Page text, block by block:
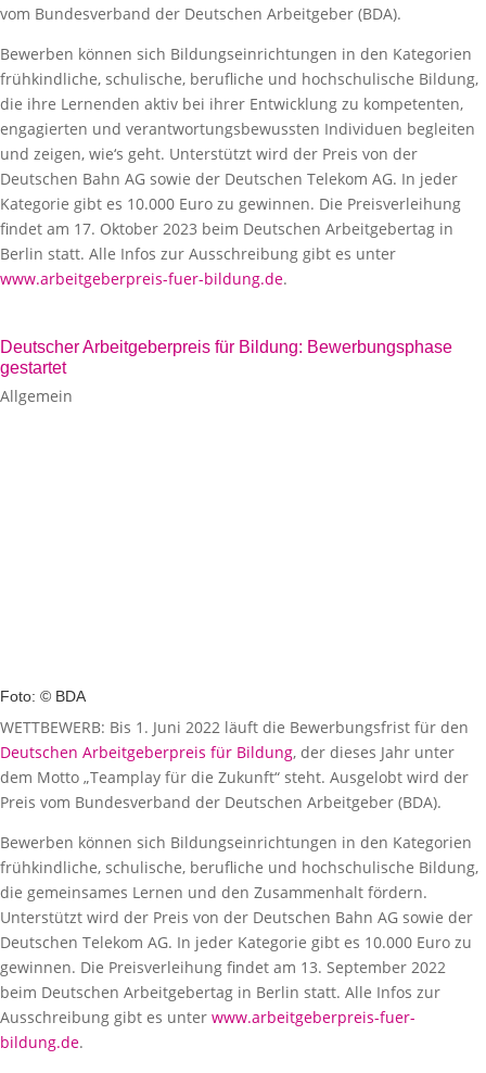
vom Bundesverband der Deutschen Arbeitgeber (BDA).
Bewerben können sich Bildungseinrichtungen in den Kategorien
frühkindliche, schulische, berufliche und hochschulische Bildung,
die ihre Lernenden aktiv bei ihrer Entwicklung zu kompetenten,
engagierten und verantwortungsbewussten Individuen begleiten
und zeigen, wie‘s geht. Unterstützt wird der Preis von der
Deutschen Bahn AG sowie der Deutschen Telekom AG. In jeder
Kategorie gibt es 10.000 Euro zu gewinnen. Die Preisverleihung
findet am 17. Oktober 2023 beim Deutschen Arbeitgebertag in
Berlin statt. Alle Infos zur Ausschreibung gibt es unter
www.arbeitgeberpreis-fuer-bildung.de.
Deutscher Arbeitgeberpreis für Bildung: Bewerbungsphase
gestartet
Allgemein
Foto: © BDA
WETTBEWERB: Bis 1. Juni 2022 läuft die Bewerbungsfrist für den
Deutschen Arbeitgeberpreis für Bildung, der dieses Jahr unter
dem Motto „Teamplay für die Zukunft“ steht. Ausgelobt wird der
Preis vom Bundesverband der Deutschen Arbeitgeber (BDA).
Bewerben können sich Bildungseinrichtungen in den Kategorien
frühkindliche, schulische, berufliche und hochschulische Bildung,
die gemeinsames Lernen und den Zusammenhalt fördern.
Unterstützt wird der Preis von der Deutschen Bahn AG sowie der
Deutschen Telekom AG. In jeder Kategorie gibt es 10.000 Euro zu
gewinnen. Die Preisverleihung findet am 13. September 2022
beim Deutschen Arbeitgebertag in Berlin statt. Alle Infos zur
Ausschreibung gibt es unter www.arbeitgeberpreis-fuer-
bildung.de.